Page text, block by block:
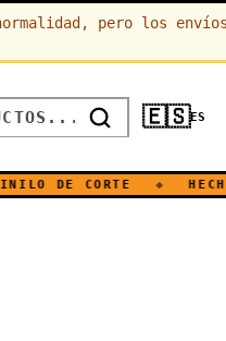
pero los
🇪🇸ES
DE CORTE